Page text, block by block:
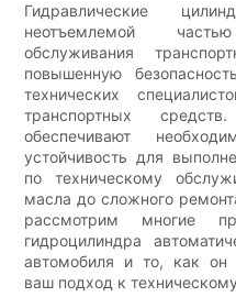
Гидравлические
неотъемлемой
обслуживания
повышенную
технических
транспортных
обеспечивают
устойчивость для
по техническому
масла до сложного
рассмотрим многие
гидроцилиндра
автомобиля и то, как он
ваш подход к